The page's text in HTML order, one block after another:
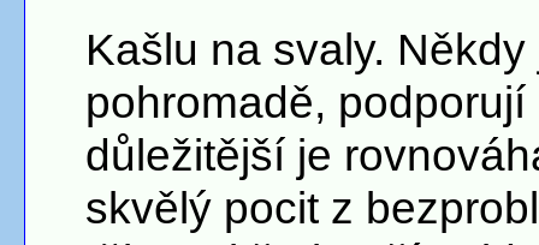
Kašlu na svaly.
pohromadě,
důležitější je
skvělý pocit z